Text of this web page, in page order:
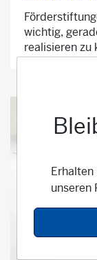
wichtig,
realisieren zu
unseren